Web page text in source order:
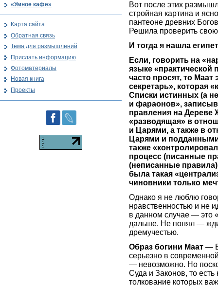
Вот после этих
стройная картина и
пантеоне древних
Решила проверить
И тогда я нашла
Если, говорить на
языке «практической
часто просят, то
секретарь», которая
Списки истинных (а
и фараонов»,
правления на Дереве
«разводящая» в
и Царями, а также в
Царями и
также
процесс (писанные
(неписанные
была такая
чиновники только
Однако я не люблю
нравственностью и не
в данном случае — это
дальше. Не понял —
дремучестью.
Образ богини Маат —
серьезно в
— невозможно. Но
Суда и Законов, то
толкование которых
«Умное кафе»
Карта сайта
Обратная связь
Тема для размышлений
Прислать информацию
Фотоматериалы
Новая книга
Проекты